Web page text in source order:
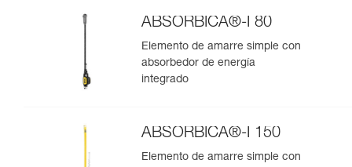
ABSORBICA®-I 80
Elemento de amarre simple con
absorbedor de energía
integrado
ABSORBICA®-I 150
Elemento de amarre simple con